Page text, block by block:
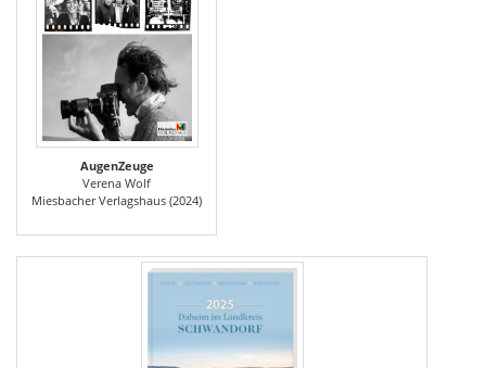
AugenZeuge
Verena Wolf
Miesbacher Verlagshaus (2024)